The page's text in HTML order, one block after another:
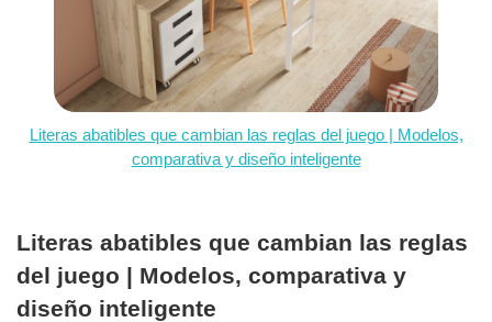
Literas abatibles que cambian las reglas del juego | Modelos,
comparativa y diseño inteligente
Literas abatibles que cambian las reglas
del juego | Modelos, comparativa y
diseño inteligente